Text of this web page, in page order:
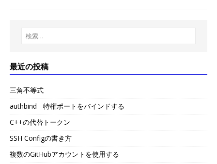
最近の投稿
三角不等式
authbind - 特権ポートをバインドする
C++の代替トークン
SSH Configの書き方
複数のGitHubアカウントを使用する